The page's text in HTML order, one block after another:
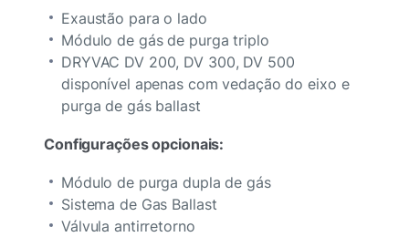
Exaustão para o lado
Módulo de gás de purga triplo
DRYVAC DV 200, DV 300, DV 500
disponível apenas com vedação do eixo e
purga de gás ballast
Configurações opcionais:
Módulo de purga dupla de gás
Sistema de Gas Ballast
Válvula antirretorno